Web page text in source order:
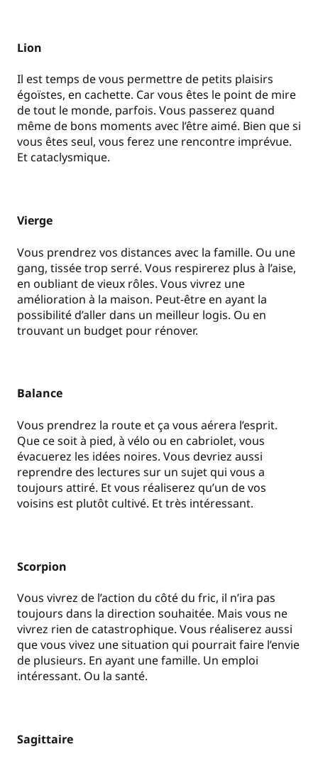
Lion
Il est temps de vous permettre de petits plaisirs
égoïstes, en cachette. Car vous êtes le point de mire
de tout le monde, parfois. Vous passerez quand
même de bons moments avec l’être aimé. Bien que si
vous êtes seul, vous ferez une rencontre imprévue.
Et cataclysmique.
Vierge
Vous prendrez vos distances avec la famille. Ou une
gang, tissée trop serré. Vous respirerez plus à l’aise,
en oubliant de vieux rôles. Vous vivrez une
amélioration à la maison. Peut-être en ayant la
possibilité d’aller dans un meilleur logis. Ou en
trouvant un budget pour rénover.
Balance
Vous prendrez la route et ça vous aérera l’esprit.
Que ce soit à pied, à vélo ou en cabriolet, vous
évacuerez les idées noires. Vous devriez aussi
reprendre des lectures sur un sujet qui vous a
toujours attiré. Et vous réaliserez qu’un de vos
voisins est plutôt cultivé. Et très intéressant.
Scorpion
Vous vivrez de l’action du côté du fric, il n’ira pas
toujours dans la direction souhaitée. Mais vous ne
vivrez rien de catastrophique. Vous réaliserez aussi
que vous vivez une situation qui pourrait faire l’envie
de plusieurs. En ayant une famille. Un emploi
intéressant. Ou la santé.
Sagittaire